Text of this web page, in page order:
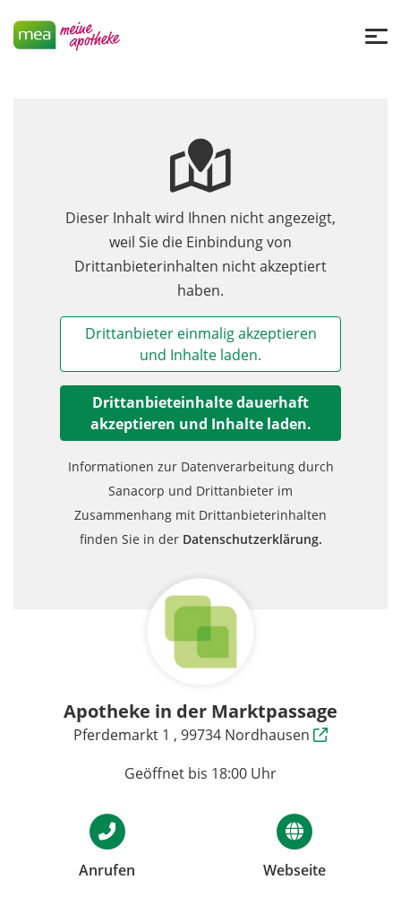
Dieser Inhalt wird Ihnen nicht angezeigt,
weil Sie die Einbindung von
Drittanbieterinhalten nicht akzeptiert
haben.
Drittanbieter einmalig akzeptieren
und Inhalte laden.
Drittanbieteinhalte dauerhaft
akzeptieren und Inhalte laden.
Informationen zur Datenverarbeitung durch
Sanacorp und Drittanbieter im
Zusammenhang mit Drittanbieterinhalten
finden Sie in der Datenschutzerklärung.
Apotheke in der Marktpassage
Pferdemarkt 1 , 99734 Nordhausen
Geöffnet bis 18:00 Uhr
Anrufen Webseite